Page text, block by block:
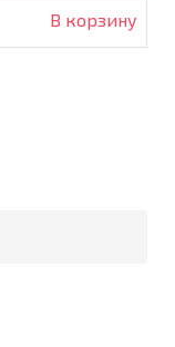
В корзину